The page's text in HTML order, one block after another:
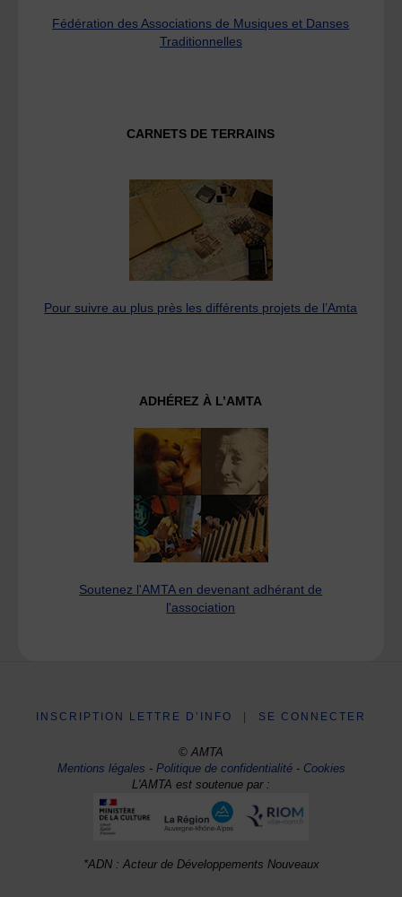
Fédération des Associations de Musiques et Danses
Traditionnelles
CARNETS DE TERRAINS
Pour suivre au plus près les différents projets de l’Amta
ADHÉREZ À L’AMTA
Soutenez l'AMTA en devenant adhérant de
l'association
INSCRIPTION LETTRE D’INFO SE CONNECTER
© AMTA
Mentions légales -Politique de confidentialité- Cookies
L'AMTA est soutenue par :
*ADN : Acteur de Développements Nouveaux